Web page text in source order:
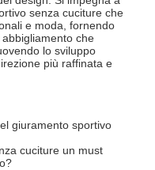
senza cuciture che
e moda, fornendo
che
lo sviluppo
più raffinata e
giuramento sportivo
cuciture un must